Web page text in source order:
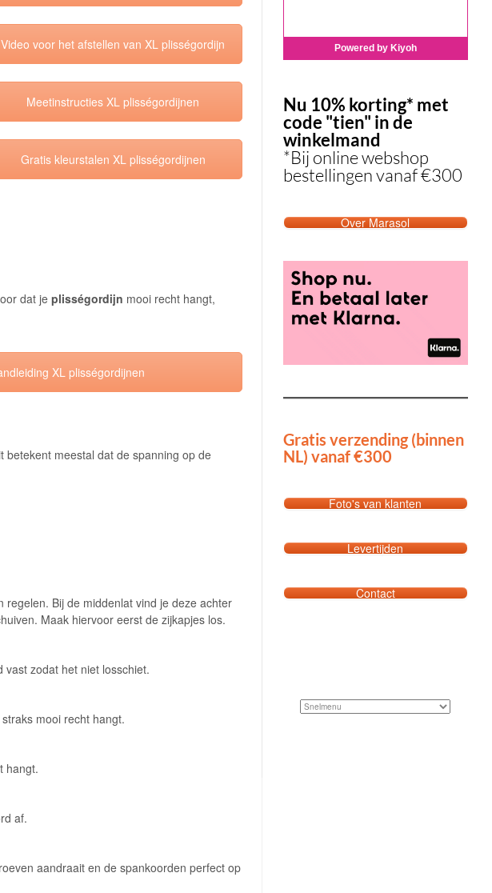
Video voor het afstellen van XL plisségordijn
Meetinstructies XL plisségordijnen
Gratis kleurstalen XL plisségordijnen
dat je plisségordijn mooi recht hangt,
XL plisségordijnen
meestal dat de spanning op de
Bij de middenlat vind je deze achter
Maak hiervoor eerst de zijkapjes los.
zodat het niet losschiet.
mooi recht hangt.
hangt.
af.
aandraait en de spankoorden perfect op
Nu 10% korting* met
code "tien" in de
winkelmand
*Bij online webshop
bestellingen vanaf €300
Over Marasol
Gratis verzending (binnen
NL) vanaf €300
Foto's van klanten
Levertijden
Contact